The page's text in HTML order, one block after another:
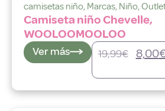
camisetas niño, Marcas, Niño,
Camiseta niño Chevelle,
WOOLOOMOOLOO
Ver más 19,99€ 8,00